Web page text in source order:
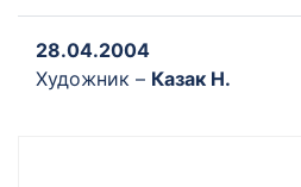
28.04.2004
Художник – Казак Н.